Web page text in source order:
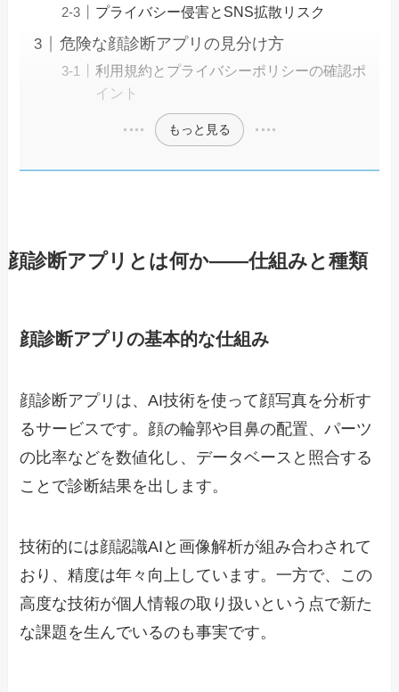
プライバシー侵害とSNS拡散リスク
危険な顔診断アプリの見分け方
利用規約とプライバシーポリシーの確認ポ
イント
もっと見る
顔診断アプリとは何か――仕組みと種類
顔診断アプリの基本的な仕組み
顔診断アプリは、AI技術を使って顔写真を分析す
るサービスです。顔の輪郭や目鼻の配置、パーツ
の比率などを数値化し、データベースと照合する
ことで診断結果を出します。
技術的には顔認識AIと画像解析が組み合わされて
おり、精度は年々向上しています。一方で、この
高度な技術が個人情報の取り扱いという点で新た
な課題を生んでいるのも事実です。